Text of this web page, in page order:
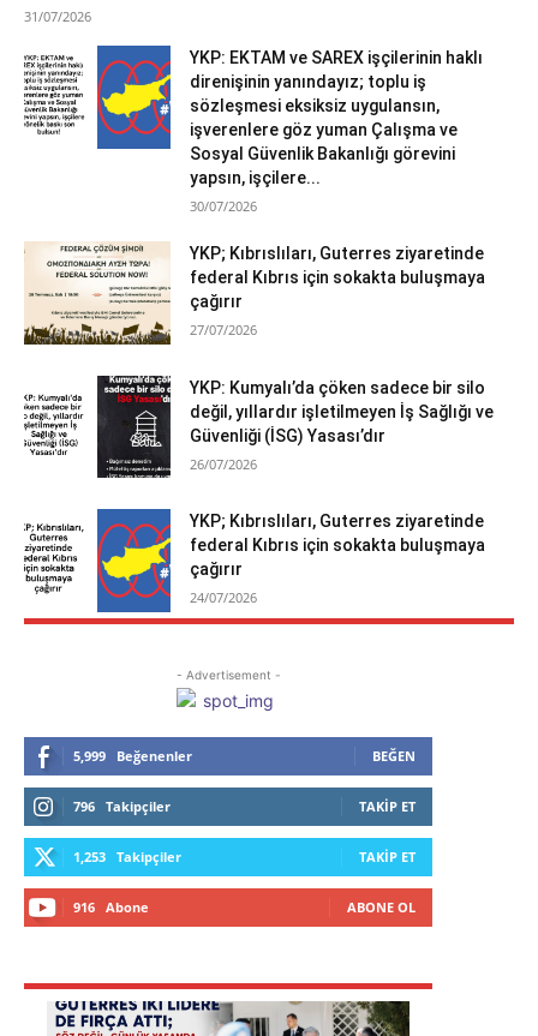
31/07/2026
YKP: EKTAM ve SAREX işçilerinin haklı
direnişinin yanındayız; toplu iş
sözleşmesi eksiksiz uygulansın,
işverenlere göz yuman Çalışma ve
Sosyal Güvenlik Bakanlığı görevini
yapsın, işçilere...
30/07/2026
YKP; Kıbrıslıları, Guterres ziyaretinde
federal Kıbrıs için sokakta buluşmaya
çağırır
27/07/2026
YKP: Kumyalı’da çöken sadece bir silo
değil, yıllardır işletilmeyen İş Sağlığı ve
Güvenliği (İSG) Yasası’dır
26/07/2026
YKP; Kıbrıslıları, Guterres ziyaretinde
federal Kıbrıs için sokakta buluşmaya
çağırır
24/07/2026
- Advertisement -
5,999 Beğenenler BEĞEN
796 Takipçiler TAKIP ET
1,253 Takipçiler TAKIP ET
916 Abone ABONE OL